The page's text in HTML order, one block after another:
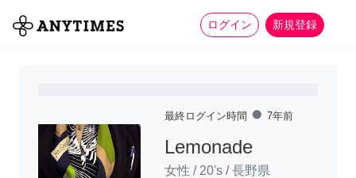
ログイン 新規登録
全て 家事 more_horiz
最終ログイン時間 fiber_manual_record 7年前
Lemonade
女性 / 20's /長野県